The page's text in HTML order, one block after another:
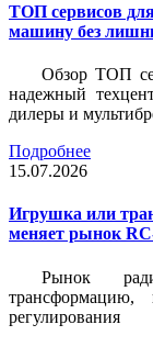
ТОП сервисов
машину без
Обзор ТОП
надежный
дилеры и
Подробнее
15.07.2026
Игрушка или
меняет рынок
Рынок
трансформацию,
регулирования